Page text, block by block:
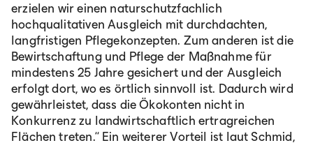
erzielen wir einen naturschutzfachlich
hochqualitativen Ausgleich mit durchdachten,
langfristigen Pflegekonzepten. Zum anderen ist die
Bewirtschaftung und Pflege der Maßnahme für
mindestens 25 Jahre gesichert und der Ausgleich
erfolgt dort, wo es örtlich sinnvoll ist. Dadurch wird
gewährleistet, dass die Ökokonten nicht in
Konkurrenz zu landwirtschaftlich ertragreichen
Flächen treten.“ Ein weiterer Vorteil ist laut Schmid,